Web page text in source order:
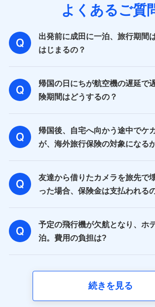
よくあるご質
出発前に成田に一泊、旅行期間
はじまるの？
帰国の日にちが航空機の遅延で
険期間はどうするの？
帰国後、自宅へ向かう途中でケ
が、海外旅行保険の対象になる
友達から借りたカメラを旅先で
った場合、保険金は支払われる
予定の飛行機が欠航となり、ホ
泊。費用の負担は?
続きを見る